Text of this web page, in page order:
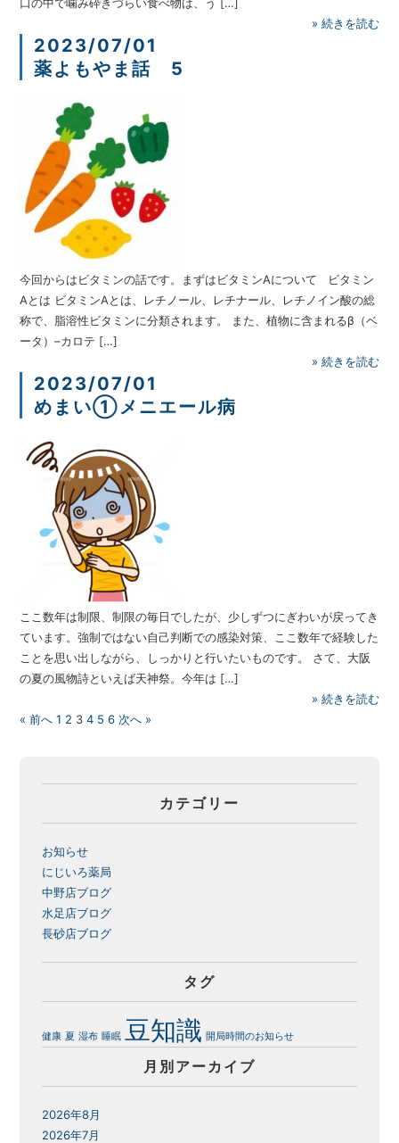
» 続きを読む
2023/07/01
薬よもやま話 5
今回からはビタミンの話です。まずはビタミンAについて ビタミン
Aとは ビタミンAとは、レチノール、レチナール、レチノイン酸の総
称で、脂溶性ビタミンに分類されます。 また、植物に含まれるβ（ベ
ータ）–カロテ […]
» 続きを読む
2023/07/01
めまい①メニエール病
ここ数年は制限、制限の毎日でしたが、少しずつにぎわいが戻ってき
ています。強制ではない自己判断での感染対策、ここ数年で経験した
ことを思い出しながら、しっかりと行いたいものです。 さて、大阪
の夏の風物詩といえば天神祭。今年は […]
» 続きを読む
« 前へ 1 2 3 4 5 6 次へ »
カテゴリー
お知らせ
にじいろ薬局
中野店ブログ
水足店ブログ
長砂店ブログ
タグ
健康 夏 湿布 睡眠 豆知識 開局時間のお知らせ
月別アーカイブ
2026年8月
2026年7月